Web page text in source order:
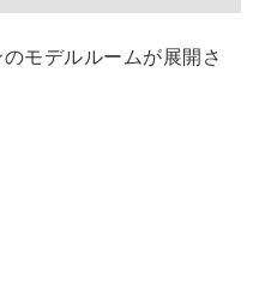
モデルルームが展開さ